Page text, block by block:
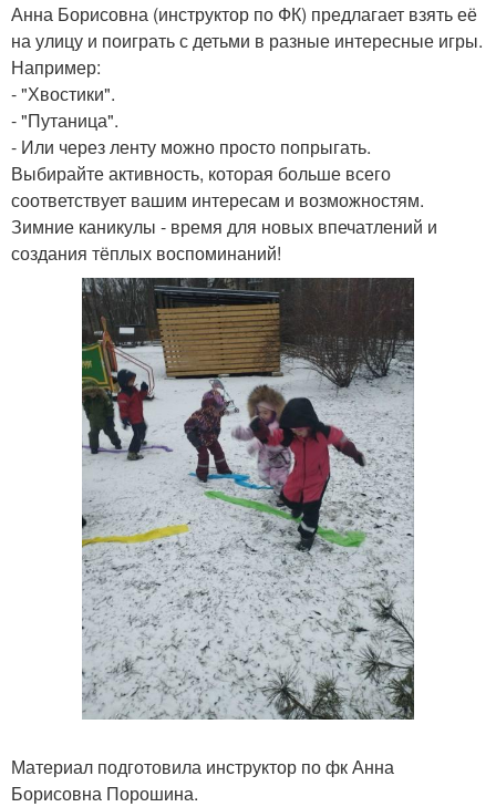
Анна Борисовна (инструктор по ФК) предлагает взять её
на улицу и поиграть с детьми в разные интересные игры.
Например:
- "Хвостики".
- "Путаница".
- Или через ленту можно просто попрыгать.
Выбирайте активность, которая больше всего
соответствует вашим интересам и возможностям.
Зимние каникулы - время для новых впечатлений и
создания тёплых воспоминаний!
Материал подготовила инструктор по фк Анна
Борисовна Порошина.